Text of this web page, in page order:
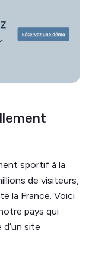
sportif à la
de visiteurs,
la France. Voici
pays qui
site